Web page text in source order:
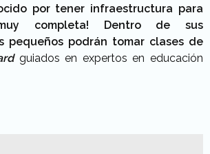
por tener infraestructura para
completa! Dentro de sus
pequeños podrán tomar clases de
guiados en expertos en educación